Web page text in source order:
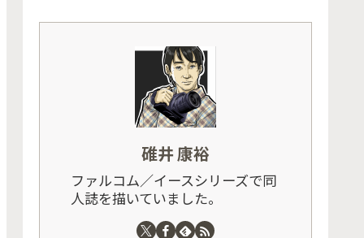
碓井 康裕
ファルコム／イースシリーズで同
人誌を描いていました。